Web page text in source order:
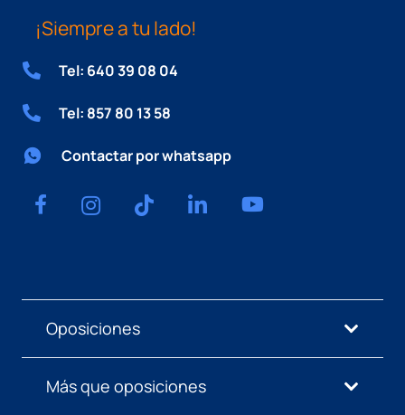
¡Siempre a tu lado!
Tel: 640 39 08 04
Tel: 857 80 13 58
Contactar por whatsapp
Oposiciones
Más que oposiciones